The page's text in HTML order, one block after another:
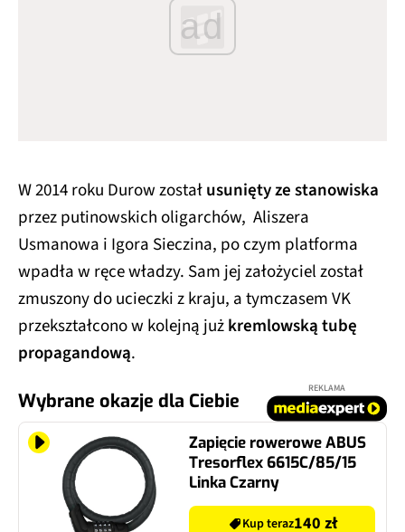
ad
W 2014 roku Durow zostałusunięty ze stanowiska
przez putinowskich oligarchów, Aliszera
Usmanowa i Igora Sieczina, po czym platforma
wpadła w ręce władzy. Sam jej założyciel został
zmuszony do ucieczki z kraju, a tymczasem VK
przekształcono w kolejną jużkremlowską tubę
propagandową.
Wybrane okazje dla Ciebie
REKLAMA
Zapięcie rowerowe ABUS
Tresorflex 6615C/85/15
Linka Czarny
Kup teraz140 zł